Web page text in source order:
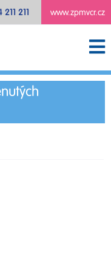
www.zpmvcr.cz
211 211